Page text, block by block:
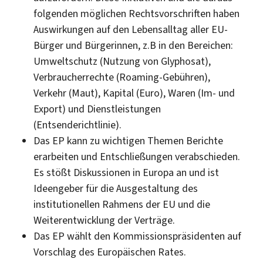
folgenden möglichen Rechtsvorschriften haben
Auswirkungen auf den Lebensalltag aller EU-
Bürger und Bürgerinnen, z.B in den Bereichen:
Umweltschutz (Nutzung von Glyphosat),
Verbraucherrechte (Roaming-Gebühren),
Verkehr (Maut), Kapital (Euro), Waren (Im- und
Export) und Dienstleistungen
(Entsenderichtlinie).
Das EP kann zu wichtigen Themen Berichte
erarbeiten und Entschließungen verabschieden.
Es stößt Diskussionen in Europa an und ist
Ideengeber für die Ausgestaltung des
institutionellen Rahmens der EU und die
Weiterentwicklung der Verträge.
Das EP wählt den Kommissionspräsidenten auf
Vorschlag des Europäischen Rates.